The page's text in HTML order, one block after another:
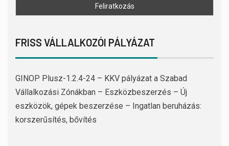
FRISS VÁLLALKOZÓI PÁLYÁZAT
GINOP Plusz-1.2.4-24 – KKV pályázat a Szabad
Vállalkozási Zónákban – Eszközbeszerzés – Új
eszközök, gépek beszerzése – Ingatlan beruházás:
korszerűsítés, bővítés